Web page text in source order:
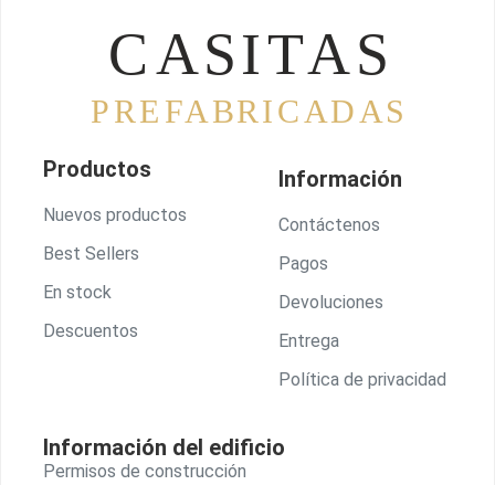
Productos
Nuevos productos
Best Sellers
En stock
Descuentos
Información
Contáctenos
Pagos
Devoluciones
Entrega
Política de privacidad
Información del edificio
Permisos de construcción